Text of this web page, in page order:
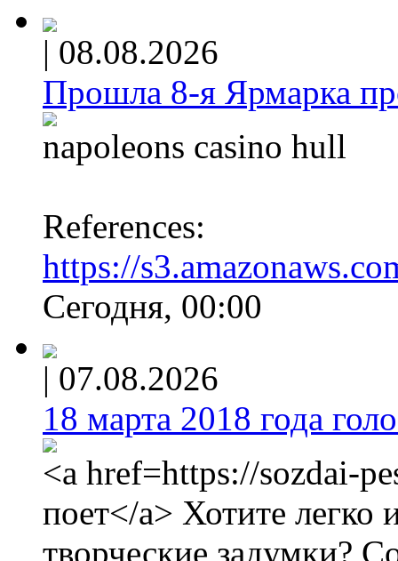
| 08.08.2026
Прошла 8-я Ярмарка
napoleons casino hull
References:
https://
Сегодня, 00:00
| 07.08.2026
18 марта 2018 года
<a href=https://sozdai-
поет</a> Хотите легко
творческие задумки?